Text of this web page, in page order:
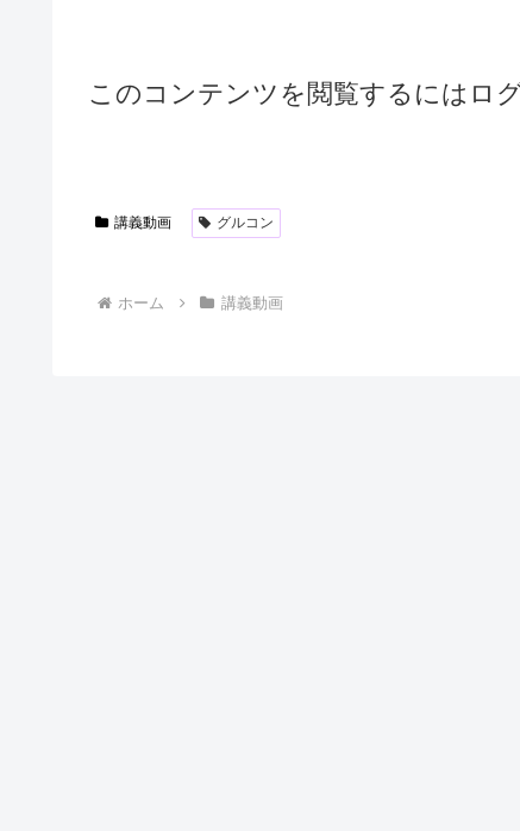
このコンテンツを閲覧するにはロ
講義動画 グルコン
ホーム 講義動画